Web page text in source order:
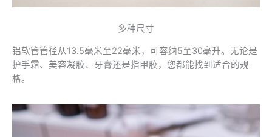
多种尺寸
铝软管管径从13.5毫米至22毫米，可容纳5至30毫升。无论是
护手霜、美容凝胶、牙膏还是指甲胶，您都能找到适合的规
格。